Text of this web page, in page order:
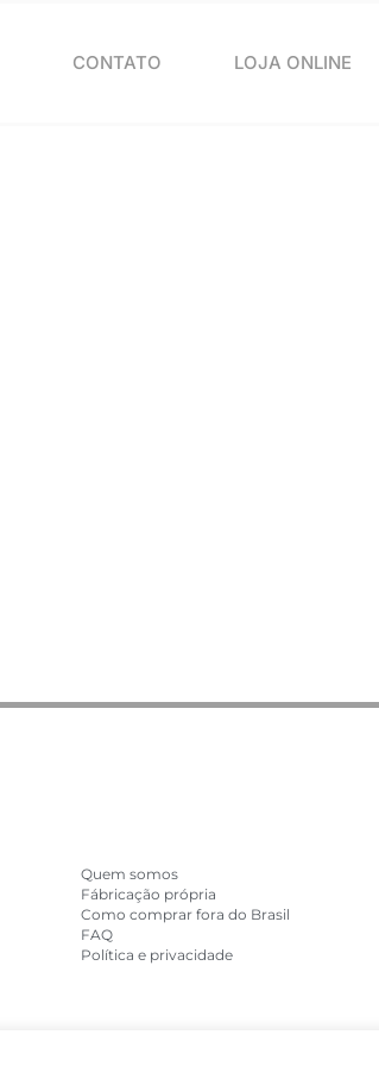
CONTATO LOJA ONLINE
Quem somos
Fábricação própria
Como comprar fora do Brasil
FAQ
Política e privacidade